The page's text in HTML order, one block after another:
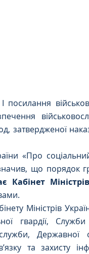
посилання
затвердженої
«Про
що порядок
Кабінет
Міністрів
гвардії,
Державної
та захисту